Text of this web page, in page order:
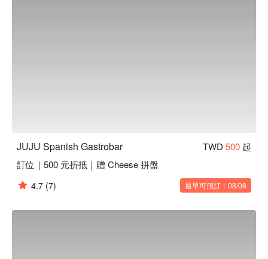
【JUJU 特製燉牛頰】牛頰肉軟嫩，湯汁濃郁入味
【香煎小卷】小卷外酥內嫩，鮮甜多汁
JUJU Spanish Gastrobar TWD 500 起
訂位｜500 元折抵｜贈 Cheese 拼盤
4.7 (7) 最早可預訂：08/08